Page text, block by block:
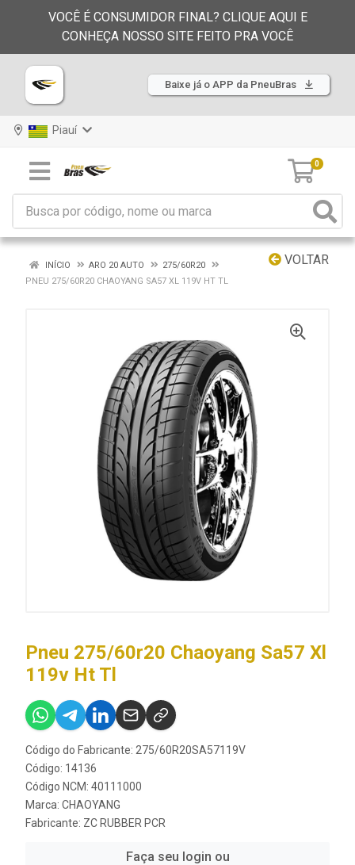
VOCÊ É CONSUMIDOR FINAL? CLIQUE AQUI E
CONHEÇA NOSSO SITE FEITO PRA VOCÊ
Baixe já o APP da PneuBras
Piauí
0
VOLTAR
INÍCIO ARO 20 AUTO
275/60R20
PNEU 275/60R20 CHAOYANG SA57 XL 119V HT TL
Pneu 275/60r20 Chaoyang Sa57 Xl
119v Ht Tl
Código do Fabricante: 275/60R20SA57119V
Código: 14136
Código NCM: 40111000
Marca: CHAOYANG
Fabricante: ZC RUBBER PCR
Faça seu login ou